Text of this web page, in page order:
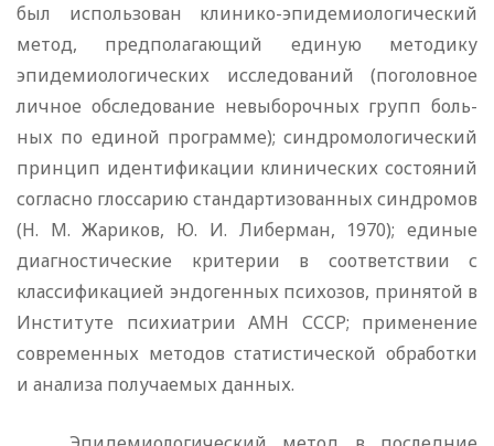
был использо­ван клинико-эпидемиологический
метод, предполагающий единую методику
эпидемиологических исследований (пого­ловное
личное обследование невыборочных групп боль­
ных по единой программе); синдромологический
прин­цип идентификации клинических состояний
согласно глоссарию стандартизованных синдромов
(Н. М. Жа­риков, Ю. И. Либерман, 1970); единые
диагностические кри­терии в соответствии с
классификацией эндогенных психозов, принятой в
Институте психиатрии АМН СССР; применение
современных методов статистической обработки
и анализа получаемых данных.